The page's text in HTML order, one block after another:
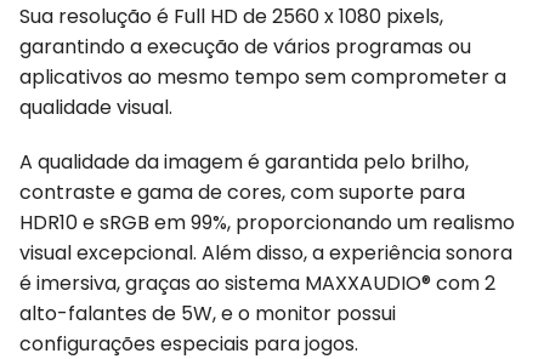
Sua resolução é Full HD de 2560 x 1080 pixels,
garantindo a execução de vários programas ou
aplicativos ao mesmo tempo sem comprometer a
qualidade visual.
A qualidade da imagem é garantida pelo brilho,
contraste e gama de cores, com suporte para
HDR10 e sRGB em 99%, proporcionando um realismo
visual excepcional. Além disso, a experiência sonora
é imersiva, graças ao sistema MAXXAUDIO® com 2
alto-falantes de 5W, e o monitor possui
configurações especiais para jogos.